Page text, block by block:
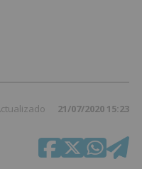
21/07/2020 15:23